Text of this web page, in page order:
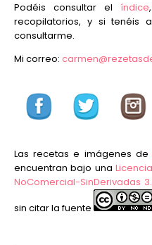
Podéis consultar el índice
recopilatorios, y si tenéis
consultarme.
Mi correo:
Las recetas e imágenes de
encuentran bajo una
NoComercial-SinDerivadas
sin citar la fuente